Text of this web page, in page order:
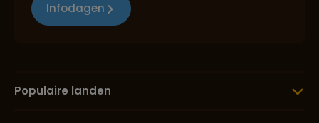
Infodagen
Populaire landen